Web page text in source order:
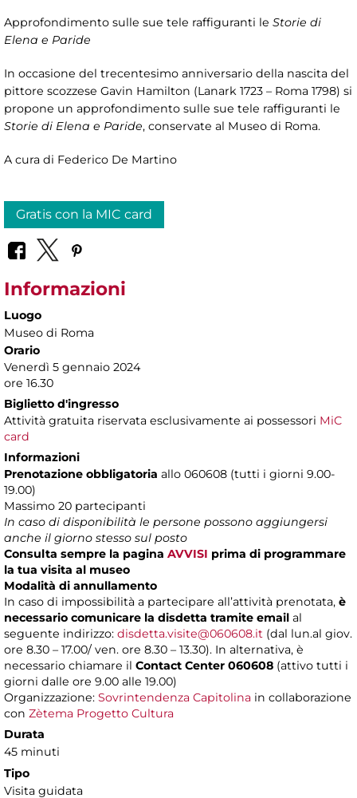
Approfondimento sulle sue tele raffiguranti le Storie di
Elena e Paride
In occasione del trecentesimo anniversario della nascita del
pittore scozzese Gavin Hamilton (Lanark 1723 – Roma 1798) si
propone un approfondimento sulle sue tele raffiguranti le
Storie di Elena e Paride, conservate al Museo di Roma.
A cura di Federico De Martino
Gratis con la MIC card
Informazioni
Luogo
Museo di Roma
Orario
Venerdì 5 gennaio 2024
ore 16.30
Biglietto d'ingresso
Attività gratuita riservata esclusivamente ai possessori MiC
card
Informazioni
Prenotazione obbligatoria allo 060608 (tutti i giorni 9.00-
19.00)
Massimo 20 partecipanti
In caso di disponibilità le persone possono aggiungersi
anche il giorno stesso sul posto
Consulta sempre la pagina AVVISI prima di programmare
la tua visita al museo
Modalità di annullamento
In caso di impossibilità a partecipare all’attività prenotata, è
necessario comunicare la disdetta tramite email al
seguente indirizzo: disdetta.visite@060608.it (dal lun.al giov.
ore 8.30 – 17.00/ ven. ore 8.30 – 13.30). In alternativa, è
necessario chiamare il Contact Center 060608 (attivo tutti i
giorni dalle ore 9.00 alle 19.00)
Organizzazione: Sovrintendenza Capitolina in collaborazione
con Zètema Progetto Cultura
Durata
45 minuti
Tipo
Visita guidata